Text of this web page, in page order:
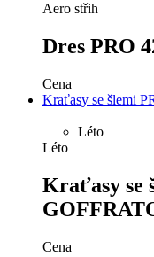
Aero střih
Dres PRO
Cena
Kraťasy se šlemi
Léto
Léto
Kraťasy se
Cena